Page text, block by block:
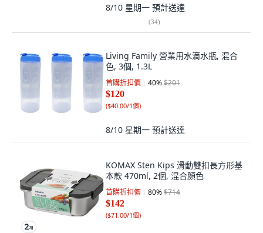
8/10 星期一 預計送達
(34)
Living Family 營業用水滴水瓶, 混合
色, 3個, 1.3L
首購折扣價 40%$201
$120
($40.00/1個)
8/10 星期一 預計送達
KOMAX Sten Kips 滑動雙扣長方形基
本款 470ml, 2個, 混合顏色
首購折扣價 80%$714
$142
($71.00/1個)